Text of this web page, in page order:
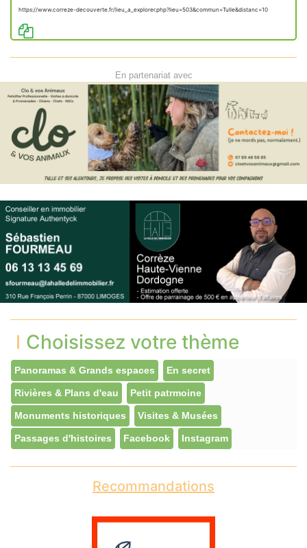
https://www.correze-decouverte.fr/lieu_a_explorer.php?lieu=503&commun=Tulle&distanc=10
En partenariat avec
Choisissez votre thème
Panoramas & Grands espaces En secret
Rivières & Plans d'eau Petit patrmoine
Monuments historiques Visites & Musées
Passages d'histoires Facebook Instagram
Recommandations